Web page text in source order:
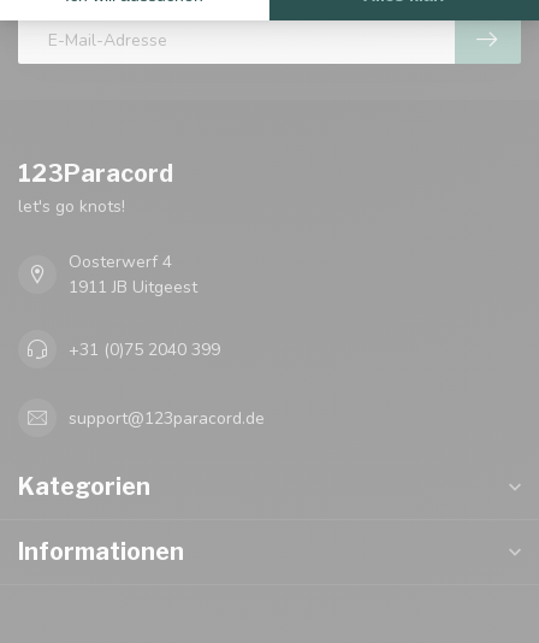
123Paracord
let's go knots!
Oosterwerf 4
1911 JB Uitgeest
+31 (0)75 2040 399
support@123paracord.de
Kategorien
Informationen